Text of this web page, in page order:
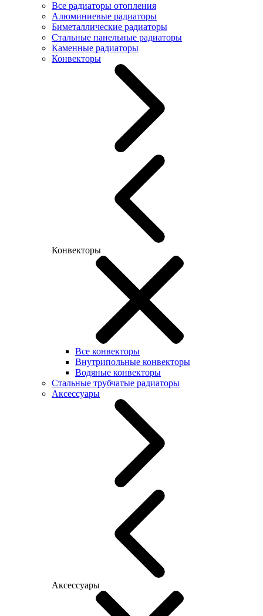
Все радиаторы отопления
Алюминиевые радиаторы
Биметаллические радиаторы
Стальные панельные радиаторы
Каменные радиаторы
Конвекторы
Конвекторы
Все конвекторы
Внутрипольные конвекторы
Водяные конвекторы
Стальные трубчатые радиаторы
Аксессуары
Аксессуары